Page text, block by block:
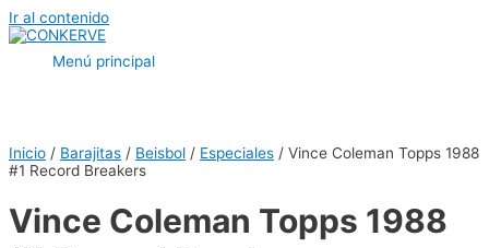
Ir al contenido
Menú principal
Inicio / Barajitas / Beisbol / Especiales / Vince Coleman Topps 1988
#1 Record Breakers
Vince Coleman Topps 1988